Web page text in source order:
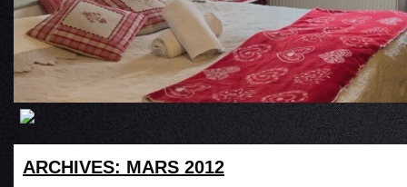
ARCHIVES: MARS 2012